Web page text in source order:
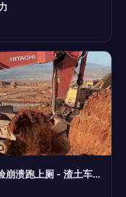
挖掘机装载效率太高，渣土车司机体验崩溃跑上厕 - 渣土车司机的日常